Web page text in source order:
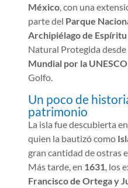
México , con una
parte del Parque
Archipiélago de
Natural Protegida
Mundial por la UNESCO
Golfo.
Un poco de
patrimonio
La isla fue descubierta en
quien la bautizó como
gran cantidad de ostras
Más tarde, en 1631, los
Francisco de Ortega y